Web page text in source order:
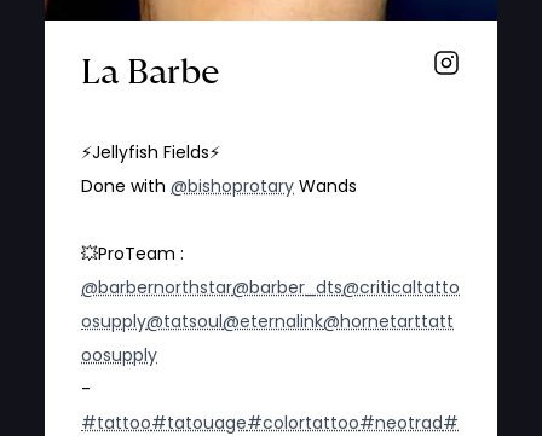
La Barbe
⚡️Jellyfish Fields⚡️
Done with@bishoprotary Wands
💥ProTeam :
@barbernorthstar@barber_dts@criticaltatto
osupply@tatsoul@eternalink@hornetarttatt
oosupply
-
#tattoo#tatouage#colortattoo#neotrad#